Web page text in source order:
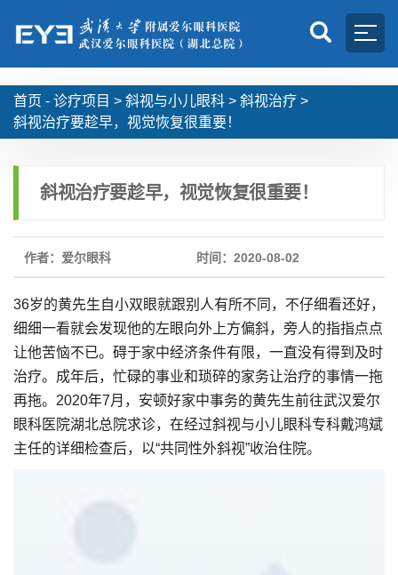
首页 - 诊疗项目 > 斜视与小儿眼科 > 斜视治疗 >
斜视治疗要趁早，视觉恢复很重要！
斜视治疗要趁早，视觉恢复很重要！
作者：爱尔眼科 时间：2020-08-02
36岁的黄先生自小双眼就跟别人有所不同，不仔细看还好，
细细一看就会发现他的左眼向外上方偏斜，旁人的指指点点
让他苦恼不已。碍于家中经济条件有限，一直没有得到及时
治疗。成年后，忙碌的事业和琐碎的家务让治疗的事情一拖
再拖。2020年7月，安顿好家中事务的黄先生前往武汉爱尔
眼科医院湖北总院求诊，在经过斜视与小儿眼科专科戴鸿斌
主任的详细检查后，以“共同性外斜视”收治住院。